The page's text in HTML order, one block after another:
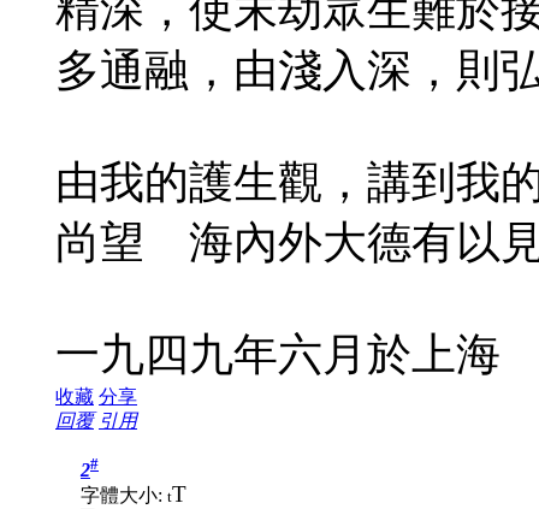
多通融，由淺入深，則
由我的護生觀，講到我
尚望 海內外大德有以
一九四九年六月於上海
收藏 分享
回覆 引用
2#
字體大小: tT